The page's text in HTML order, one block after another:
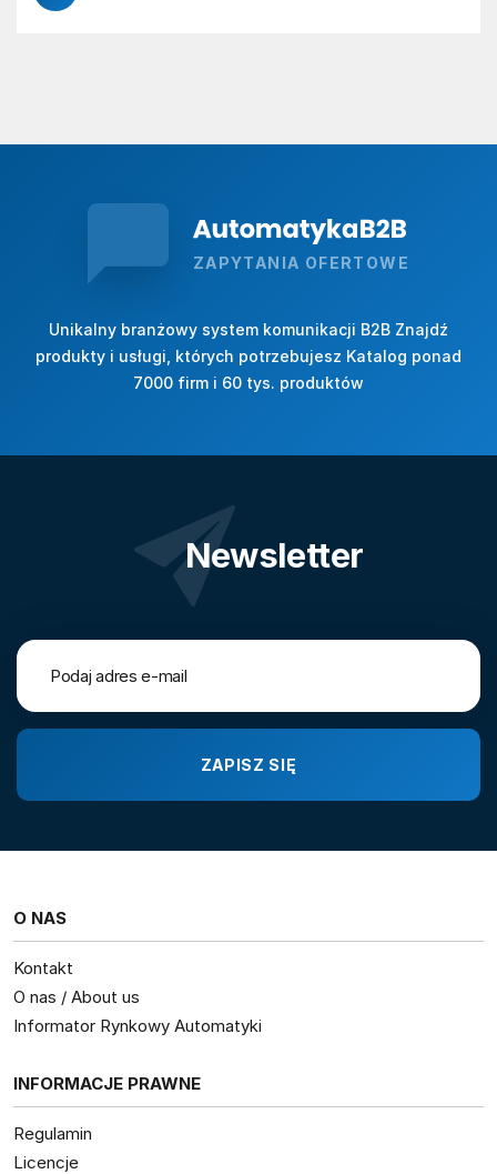
ZAPYTANIA OFERTOWE
Unikalny branżowy system komunikacji B2B Znajdź
produkty i usługi, których potrzebujesz Katalog ponad
7000 firm i 60 tys. produktów
Newsletter
O NAS
Kontakt
O nas / About us
Informator Rynkowy Automatyki
INFORMACJE PRAWNE
Regulamin
Licencje